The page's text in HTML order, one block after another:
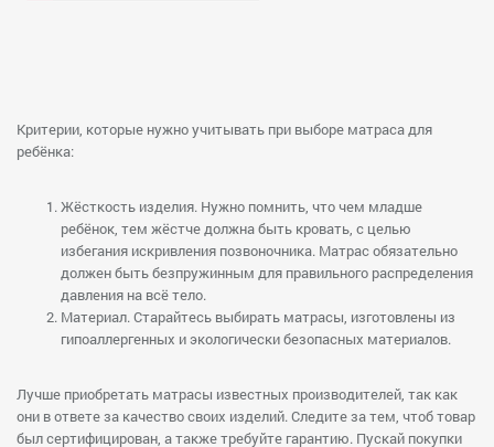
Критерии, которые нужно учитывать при выборе матраса для
ребёнка:
Жёсткость изделия. Нужно помнить, что чем младше
ребёнок, тем жёстче должна быть кровать, с целью
избегания искривления позвоночника. Матрас обязательно
должен быть безпружинным для правильного распределения
давления на всё тело.
Материал. Старайтесь выбирать матрасы, изготовлены из
гипоаллергенных и экологически безопасных материалов.
Лучше приобретать матрасы известных производителей, так как
они в ответе за качество своих изделий. Следите за тем, чтоб товар
был сертифицирован, а также требуйте гарантию. Пускай покупки